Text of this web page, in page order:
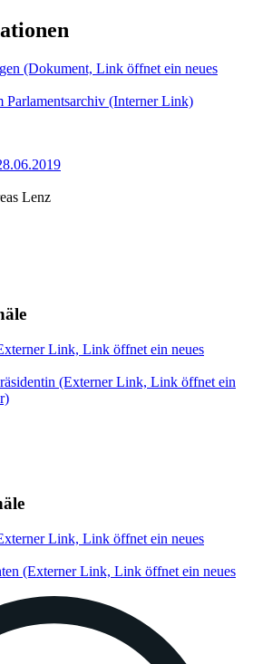
(Dokument, Link öffnet ein neues
Parlamentsarchiv (Interner Link)
Lenz
Link, Link öffnet ein neues
(Externer Link, Link öffnet ein
Link, Link öffnet ein neues
(Externer Link, Link öffnet ein neues